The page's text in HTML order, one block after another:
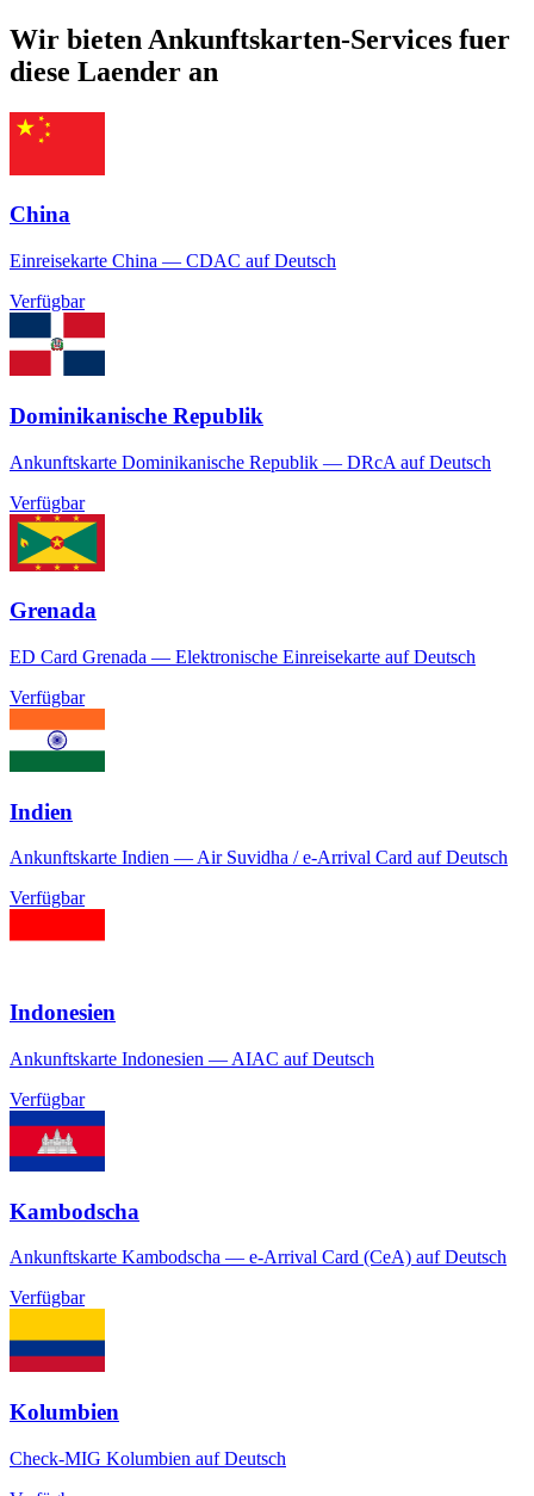
Wir bieten Ankunftskarten-Services fuer
diese Laender an
China
Einreisekarte China — CDAC auf Deutsch
Verfügbar
Dominikanische Republik
Ankunftskarte Dominikanische Republik — DRcA auf Deutsch
Verfügbar
Grenada
ED Card Grenada — Elektronische Einreisekarte auf Deutsch
Verfügbar
Indien
Ankunftskarte Indien — Air Suvidha / e-Arrival Card auf Deutsch
Verfügbar
Indonesien
Ankunftskarte Indonesien — AIAC auf Deutsch
Verfügbar
Kambodscha
Ankunftskarte Kambodscha — e-Arrival Card (CeA) auf Deutsch
Verfügbar
Kolumbien
Check-MIG Kolumbien auf Deutsch